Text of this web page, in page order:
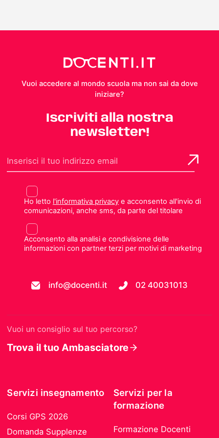
Vuoi accedere al mondo scuola ma non sai da dove
iniziare?
Iscriviti alla nostra
newsletter!
Ho letto l'informativa privacye acconsento all'invio di
comunicazioni, anche sms, da parte del titolare
Acconsento alla analisi e condivisione delle
informazioni con partner terzi per motivi di marketing
info@docenti.it 02 40031013
Vuoi un consiglio sul tuo percorso?
Trova il tuo Ambasciatore
Servizi insegnamento
Corsi GPS 2026
Domanda Supplenze
Servizi per la
formazione
Formazione Docenti